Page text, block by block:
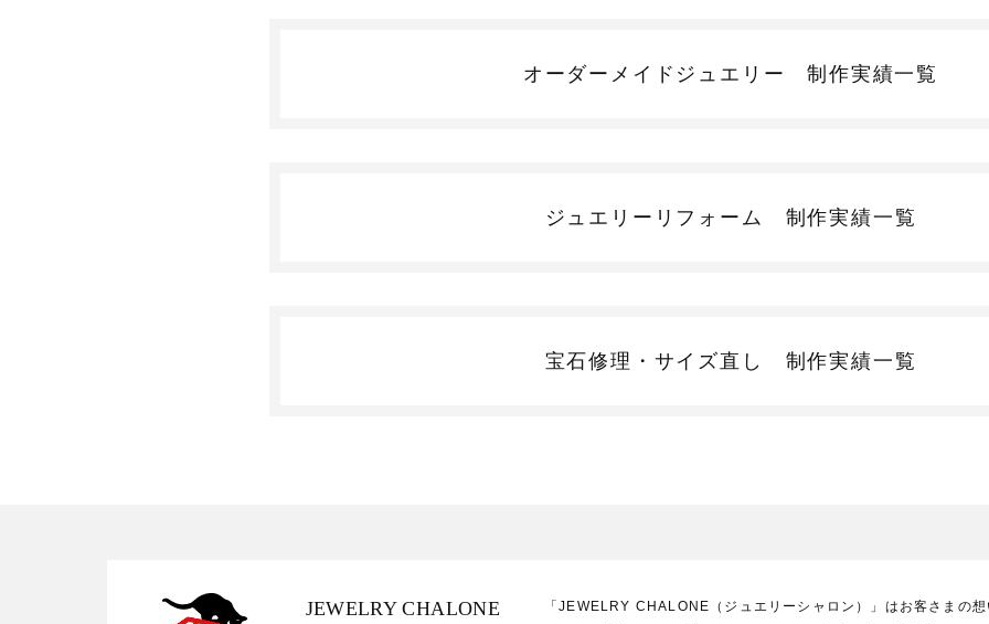
オーダーメイドジュエリー制作実績一覧
ジュエリーリフォーム 制作実績一覧
宝石修理・サイズ直し 制作実績一覧
JEWELRY CHALONE
「JEWELRY CHALONE（ジュエリーシャロン）」はお客さまの